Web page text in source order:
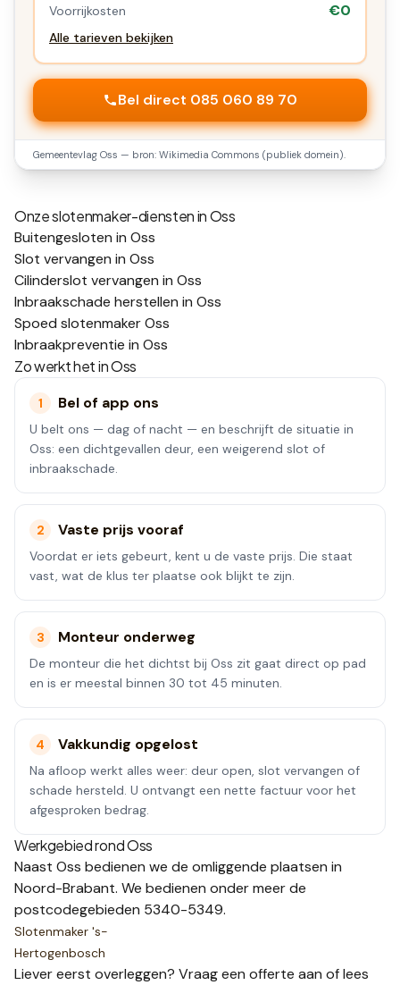
Voorrijkosten €0
Alle tarieven bekijken
Bel direct 085 060 89 70
Gemeentevlag Oss — bron: Wikimedia Commons (publiek domein).
Onze slotenmaker-diensten inOss
Buitengesloten in Oss
Slot vervangen in Oss
Cilinderslot vervangen in Oss
Inbraakschade herstellen in Oss
Spoed slotenmaker Oss
Inbraakpreventie in Oss
Zo werkt het inOss
1 Bel of app ons
U belt ons — dag of nacht — en beschrijft de situatie in
Oss: een dichtgevallen deur, een weigerend slot of
inbraakschade.
2 Vaste prijs vooraf
Voordat er iets gebeurt, kent u de vaste prijs. Die staat
vast, wat de klus ter plaatse ook blijkt te zijn.
3 Monteur onderweg
De monteur die het dichtst bij Oss zit gaat direct op pad
en is er meestal binnen 30 tot 45 minuten.
4 Vakkundig opgelost
Na afloop werkt alles weer: deur open, slot vervangen of
schade hersteld. U ontvangt een nette factuur voor het
afgesproken bedrag.
Werkgebied rondOss
Naast Oss bedienen we de omliggende plaatsen in
Noord-Brabant. We bedienen onder meer de
postcodegebieden 5340-5349.
Slotenmaker 's-
Hertogenbosch
Liever eerst overleggen? Vraag een offerte aan of lees